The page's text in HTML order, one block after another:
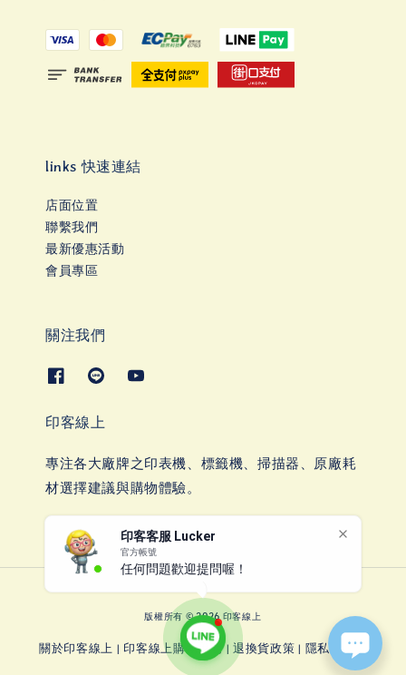
印客客服 Lucker
官方帳號
任何問題歡迎提問喔！
links 快速連結
店面位置
聯繫我們
最新優惠活動
會員專區
關注我們
印客線上
專注各大廠牌之印表機、標籤機、掃描器、原廠耗
材選擇建議與購物體驗。
版權所有 © 2026 印客線上
關於印客線上 |印客線上購物說明| 退換貨政策 | 隱私權政策